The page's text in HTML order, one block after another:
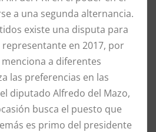
a una segunda alternancia.
existe una disputa para
en 2017, por
menciona a diferentes
las preferencias en las
diputado Alfredo del Mazo,
busca el puesto que
es primo del presidente